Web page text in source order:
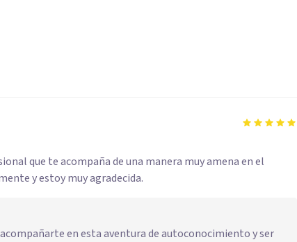
que te acompaña de una manera muy amena en el
y estoy muy agradecida.
en esta aventura de autoconocimiento y ser